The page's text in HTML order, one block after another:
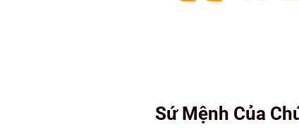
Sứ Mệnh Của